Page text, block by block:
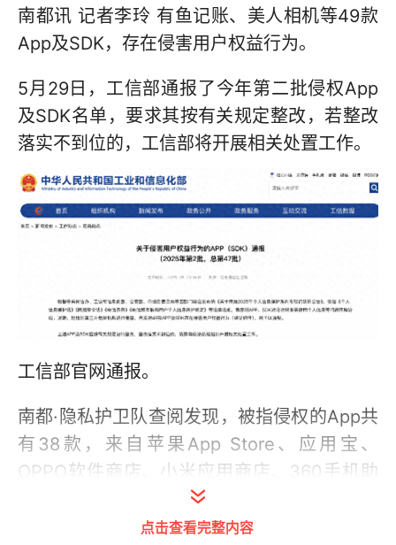
南都讯 记者李玲 有鱼记账、美人相机等49款
App及SDK，存在侵害用户权益行为。
5月29日，工信部通报了今年第二批侵权App
及SDK名单，要求其按有关规定整改，若整改
落实不到位的，工信部将开展相关处置工作。
工信部官网通报。
南都·隐私护卫队查阅发现，被指侵权的App共
有38款，来自苹果App Store、应用宝、
OPPO软件商店、小米应用商店、360手机助
手、豌豆荚、百度手机助手等多个应用来源。
点击查看完整内容